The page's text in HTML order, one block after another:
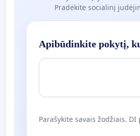
Pradėkite socialinį
Apibūdinkite pokytį,
Parašykite savais žodžiais.